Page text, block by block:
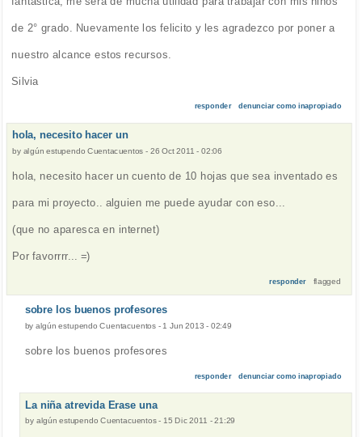
de 2° grado. Nuevamente los felicito y les agradezco por poner a
nuestro alcance estos recursos.
Silvia
responder denunciar como inapropiado
hola, necesito hacer un
by algún estupendo Cuentacuentos - 26 Oct 2011 - 02:06
hola, necesito hacer un cuento de 10 hojas que sea inventado es
para mi proyecto.. alguien me puede ayudar con eso...
(que no aparesca en internet)
Por favorrrr... =)
responder flagged
sobre los buenos profesores
byalgún estupendo Cuentacuentos - 1 Jun 2013 - 02:49
sobre los buenos profesores
responder denunciar como inapropiado
La niña atrevida Erase una
by algún estupendo Cuentacuentos-15 Dic 2011 - 21:29